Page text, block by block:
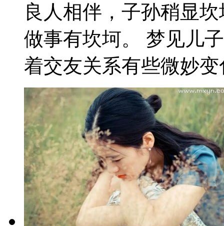
良人相伴，子孙稍显
做事有坎坷。 梦见儿
着交友关系有些微妙